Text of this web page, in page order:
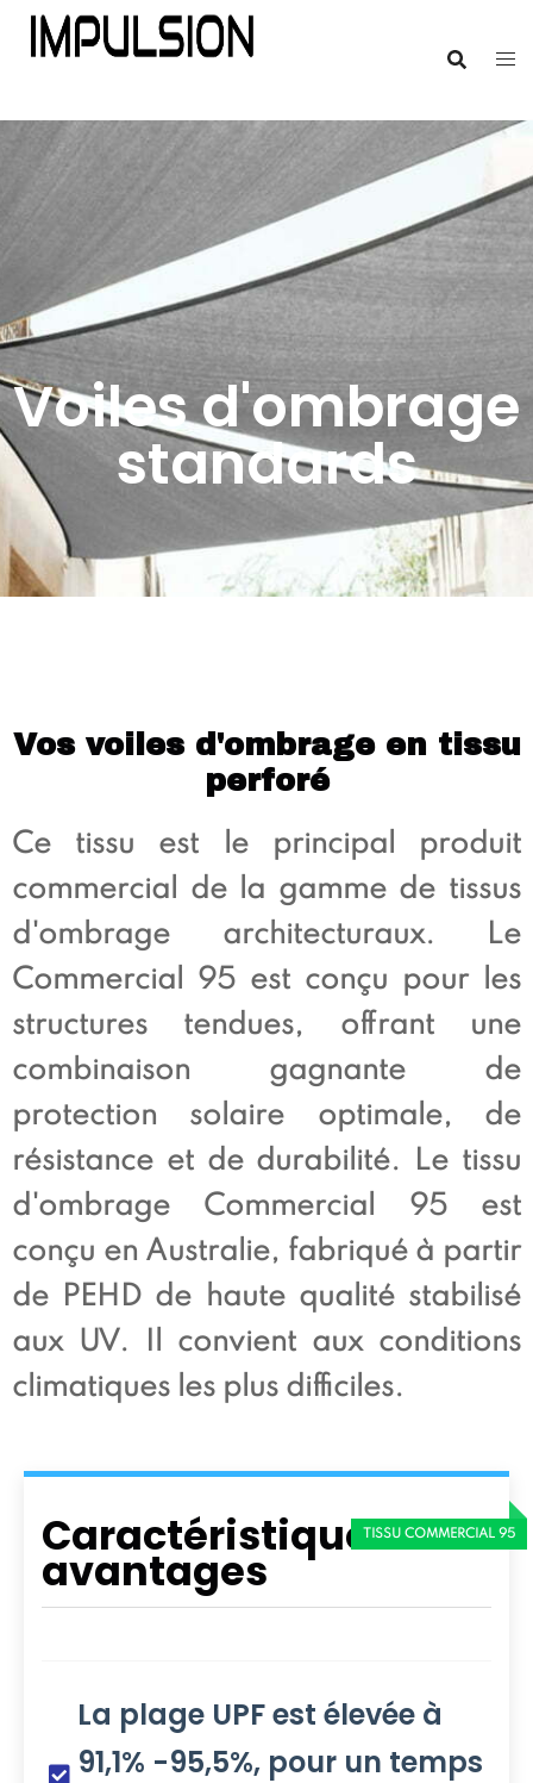
Voiles d'ombrage
standards
Vos voiles d'ombrage en tissu
perforé
Ce tissu est le principal produit
commercial de la gamme de tissus
d'ombrage architecturaux. Le
Commercial 95 est conçu pour les
structures tendues, offrant une
combinaison gagnante de
protection solaire optimale, de
résistance et de durabilité. Le tissu
d'ombrage Commercial 95 est
conçu en Australie, fabriqué à partir
de PEHD de haute qualité stabilisé
aux UV. Il convient aux conditions
climatiques les plus difficiles.
Caractéristiques et
avantages
La plage UPF est élevée à
91,1% -95,5%, pour un temps